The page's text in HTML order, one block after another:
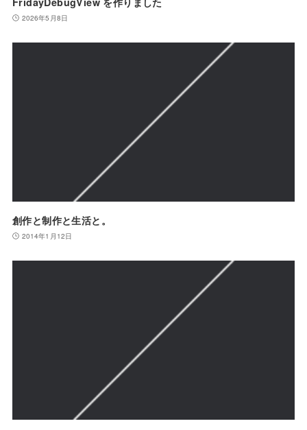
2026年5月8日
創作と制作と生活と。
2014年1月12日